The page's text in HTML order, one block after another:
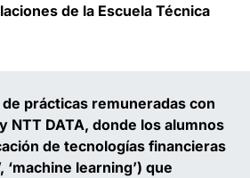
de la Escuela Técnica
prácticas remuneradas con
NTT DATA, donde los alumnos
de tecnologías financieras
‘machine learning’) que